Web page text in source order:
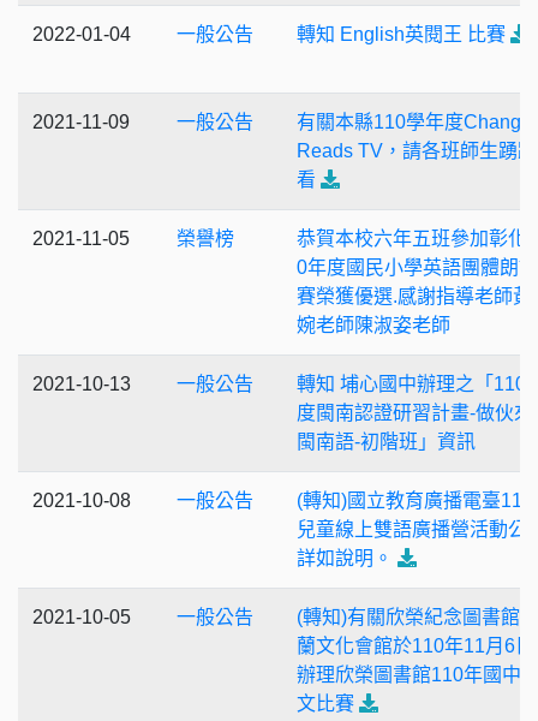
2022-01-04 一般公告 轉知 English英閱王 比賽
2021-11-09 一般公告
有關本縣110學年度
Reads TV，請各班師生踴
看
2021-11-05 榮譽榜
恭賀本校六年五班參加彰化
0年度國民小學英語團體朗
賽榮獲優選.感謝指導老師黃
婉老師陳淑姿老師
2021-10-13 一般公告
轉知 埔心國中辦理之「110
度閩南認證研習計畫-做伙來
閩南語-初階班」資訊
2021-10-08 一般公告
(轉知)國立教育廣播電臺110
兒童線上雙語廣播營活動公
詳如說明。
2021-10-05 一般公告
(轉知)有關欣榮紀念圖書館
蘭文化會館於110年11月6日
辦理欣榮圖書館110年國中
文比賽